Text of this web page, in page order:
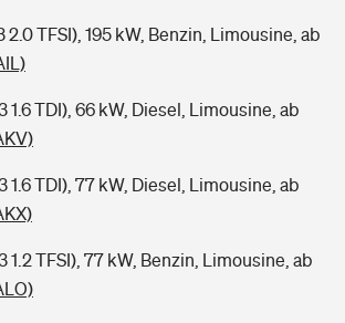
2.0 TFSI), 195 kW, Benzin, Limousine, ab
1.6 TDI), 66 kW, Diesel, Limousine, ab
1.6 TDI), 77 kW, Diesel, Limousine, ab
1.2 TFSI), 77 kW, Benzin, Limousine, ab